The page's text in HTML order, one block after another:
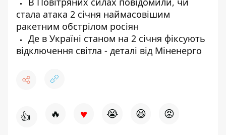
стала атака 2 січня наймасовішим
ракетним обстрілом росіян
Де в Україні станом на 2 січня фіксують
відключення світла - деталі від Міненерго
👍 🔥 ♥ 😭 😆 😡